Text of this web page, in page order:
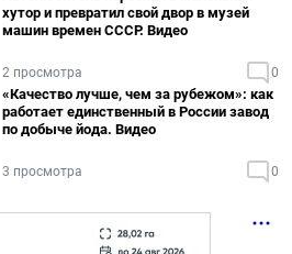
хутор и превратил свой двор в музей
машин времен СССР. Видео
2 просмотра 0
«Качество лучше, чем за рубежом»: как
работает единственный в России завод
по добыче йода. Видео
3 просмотра 0